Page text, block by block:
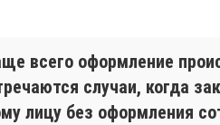
всего оформление
случаи, когда
лицу без оформления